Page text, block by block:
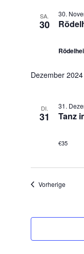
SA.
30
30.
Dezember 2024
DI.
31 Tanz
31.
€35
Vorherige